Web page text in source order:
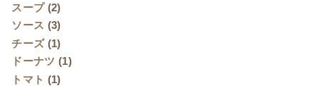
スープ (2)
ソース (3)
チーズ (1)
ドーナツ (1)
トマト (1)